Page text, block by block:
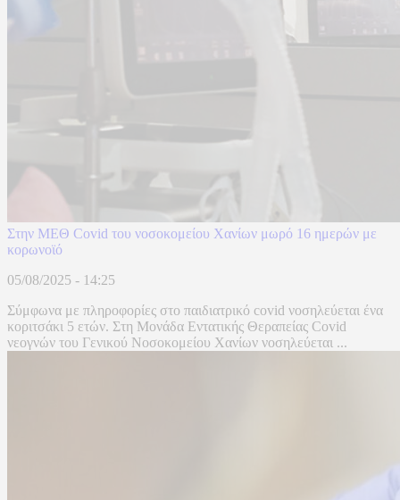
Στην ΜΕΘ Covid του νοσοκομείου Χανίων μωρό 16 ημερών με
κορωνοϊό
05/08/2025 - 14:25
Σύμφωνα με πληροφορίες στο παιδιατρικό covid νοσηλεύεται ένα
κοριτσάκι 5 ετών. Στη Μονάδα Εντατικής Θεραπείας Covid
νεογνών του Γενικού Νοσοκομείου Χανίων νοσηλεύεται ...